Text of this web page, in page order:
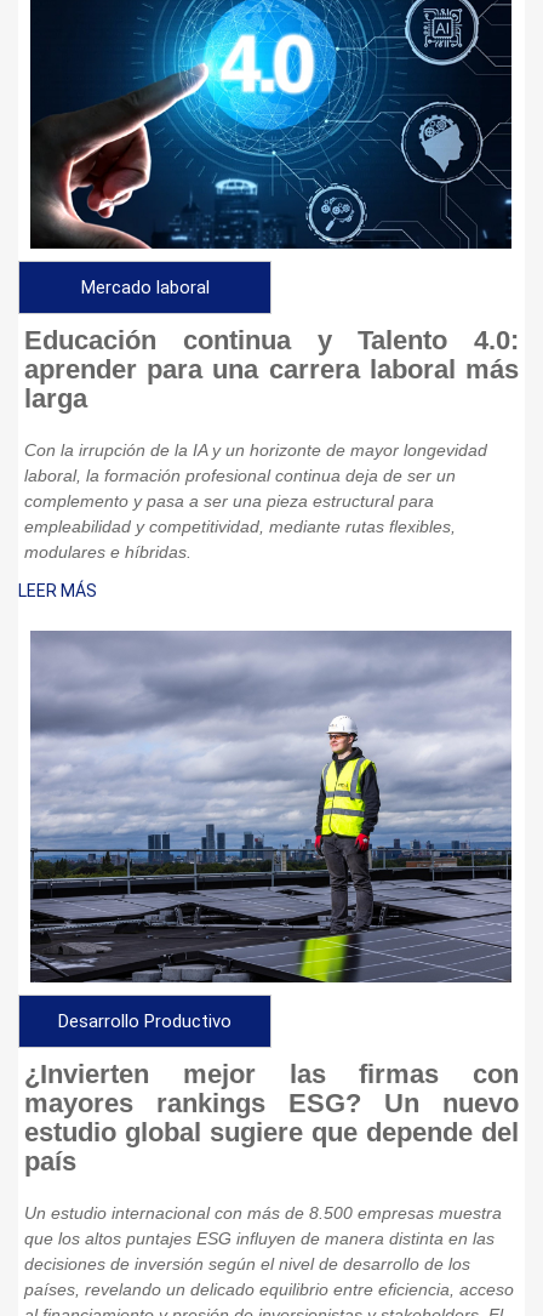
Mercado laboral
Educación continua y Talento 4.0:
aprender para una carrera laboral más
larga
Con la irrupción de la IA y un horizonte de mayor longevidad
laboral, la formación profesional continua deja de ser un
complemento y pasa a ser una pieza estructural para
empleabilidad y competitividad, mediante rutas flexibles,
modulares e híbridas.
LEER MÁS
Desarrollo Productivo
¿Invierten mejor las firmas con
mayores rankings ESG? Un nuevo
estudio global sugiere que depende del
país
Un estudio internacional con más de 8.500 empresas muestra
que los altos puntajes ESG influyen de manera distinta en las
decisiones de inversión según el nivel de desarrollo de los
países, revelando un delicado equilibrio entre eficiencia, acceso